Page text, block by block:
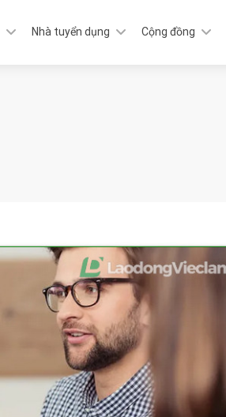
Nhà tuyển dụng Cộng đồng